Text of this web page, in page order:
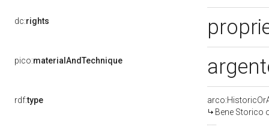
dc:rights
pico:materialAndTechnique
rdf:type
Bene Storico